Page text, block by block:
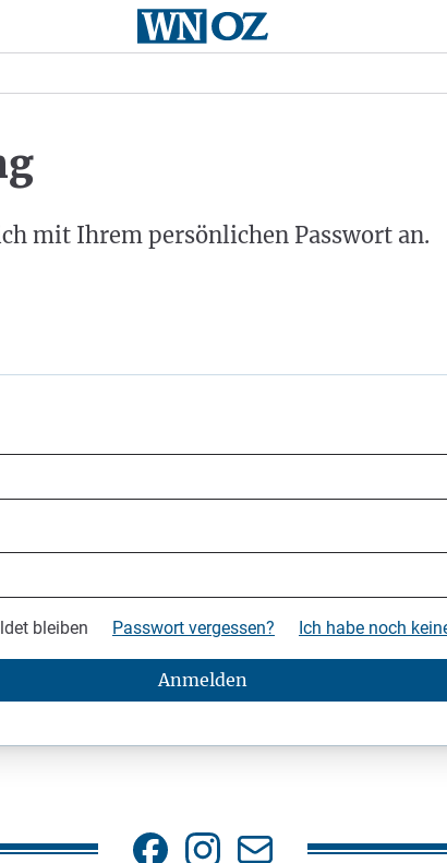
mit Ihrem persönlichen Passwort an.
bleiben Passwort vergessen? Ich habe noch
Anmelden